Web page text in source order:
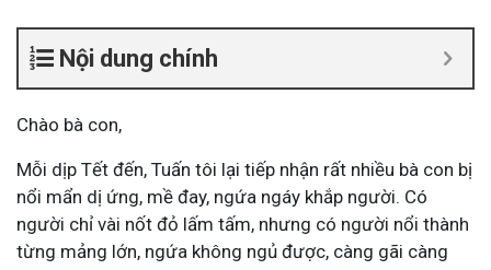
Nội dung chính
Chào bà con,
Mỗi dịp Tết đến, Tuấn tôi lại tiếp nhận rất nhiều bà con bị
nổi mẩn dị ứng, mề đay, ngứa ngáy khắp người. Có
người chỉ vài nốt đỏ lấm tấm, nhưng có người nổi thành
từng mảng lớn, ngứa không ngủ được, càng gãi càng